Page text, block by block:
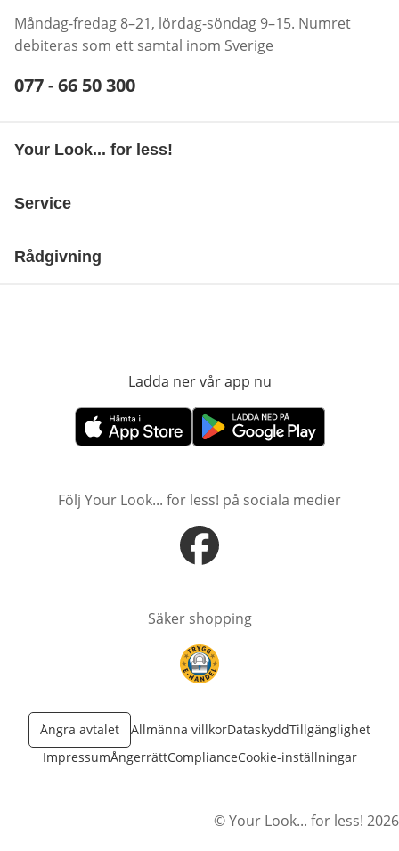
Måndag-fredag 8–21, lördag-söndag 9–15. Numret
debiteras som ett samtal inom Sverige
Telefonnummer:
077 - 66 50 300
Your Look... for less!
Service
Rådgivning
Ladda ner vår app nu
öppnas i nytt fönsteröppnas i nytt fönster
Följ Your Look... for less! på sociala medier
öppnas i nytt fönster
Säker shopping
öppnas i nytt fönster
Ångra avtalet Allmänna villkorDataskyddTillgänglighet
ImpressumÅngerrättComplianceCookie-inställningar
© Your Look... for less! 2026